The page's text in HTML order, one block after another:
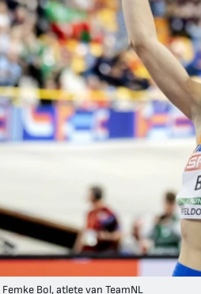
Bol, atlete van TeamNL